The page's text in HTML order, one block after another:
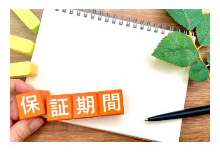
延長保証とは？
延長保証の仕組み
見落としがちな「施工保証」とは？
施工保証の役割
施工不良で起きるトラブル
水道キングなら10年間の施工保証付き！
エコキュート交換の保証は大切です